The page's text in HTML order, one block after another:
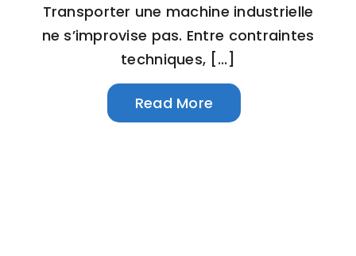
Transporter une machine industrielle
ne s’improvise pas. Entre contraintes
techniques, [...]
Read More